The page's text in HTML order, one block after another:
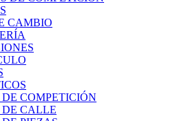
CAMBIO
COMPETICIÓN
DE CALLE